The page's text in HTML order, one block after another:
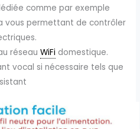
comme par exemple
vous permettant de contrôler
réseauWiFi domestique.
vocal si nécessaire tels que